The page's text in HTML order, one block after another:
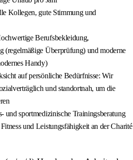
Kollegen, gute Stimmung und
Berufsbekleidung,
(regelmäßige Überprüfung) und moderne
Handy)
auf persönliche Bedürfnisse: Wir
und standortnah, um die
und sportmedizinische Trainingsberatung
und Leistungsfähigkeit an der Charité